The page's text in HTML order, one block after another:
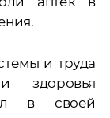
и труда
здоровья
в своей